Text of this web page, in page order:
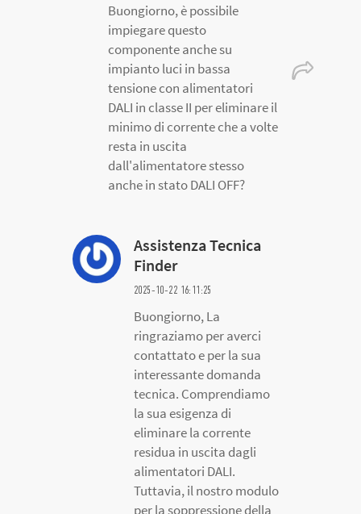
Buongiorno, è possibile
impiegare questo
componente anche su
impianto luci in bassa
tensione con alimentatori
DALI in classe II per eliminare il
minimo di corrente che a volte
resta in uscita
dall'alimentatore stesso
anche in stato DALI OFF?
Assistenza Tecnica
Finder
2025-10-22 16:11:25
Buongiorno, La
ringraziamo per averci
contattato e per la sua
interessante domanda
tecnica. Comprendiamo
la sua esigenza di
eliminare la corrente
residua in uscita dagli
alimentatori DALI.
Tuttavia, il nostro modulo
per la soppressione della